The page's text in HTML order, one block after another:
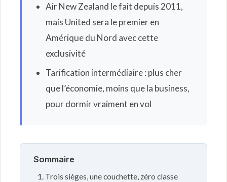
Air New Zealand le fait depuis 2011,
mais United sera le premier en
Amérique du Nord avec cette
exclusivité
Tarification intermédiaire : plus cher
que l’économie, moins que la business,
pour dormir vraiment en vol
Sommaire
Trois sièges, une couchette, zéro classe